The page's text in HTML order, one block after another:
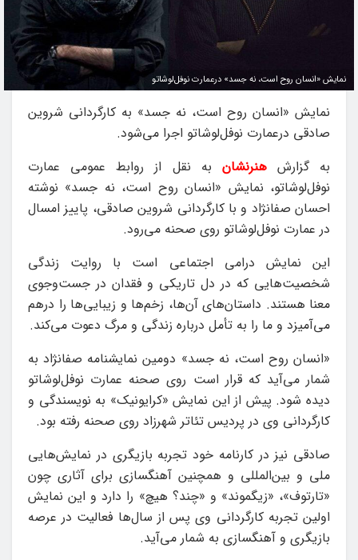
نمایش «انسان روح است، نه جسد» درعمارت نوفل‌لوشاتو
نمایش «انسان روح است، نه جسد» به کارگردانی شروین
صادقی درعمارت نوفل‌لوشاتو اجرا می‌شود.
به گزارشهنرنشان به نقل از روابط عمومی عمارت
نوفل‌لوشاتو، نمایش «انسان روح است، نه جسد» نوشته
احسان صفانژاد و با کارگردانی شروین صادقی، پاییز امسال
در عمارت نوفل‌لوشاتو روی صحنه می‌رود.
این نمایش درامی اجتماعی است با روایت زندگی
شخصیت‌هایی که در دل تاریکی و فقدان در جست‌وجوی
معنا هستند. داستان‌های آن‌ها، زخم‌ها و زیبایی‌ها را درهم
می‌آمیزد و ما را به تأمل درباره زندگی و مرگ دعوت می‌کند.
«انسان روح است، نه جسد» دومین نمایشنامه صفانژاد به
شمار می‌آید که قرار است روی صحنه عمارت نوفل‌لوشاتو
دیده شود. پیش از این نمایش «کرایونیک» به نویسندگی و
کارگردانی وی در پردیس تئاتر شهرزاد روی صحنه رفته بود.
صادقی نیز در کارنامه خود تجربه بازیگری در نمایش‌هایی
ملی و بین‌المللی و همچنین آهنگسازی برای آثاری چون
«تارتوف»، «زیگموند» و «چند؟ هیچ» را دارد و این نمایش
اولین تجربه کارگردانی وی پس از سال‌ها فعالیت در عرصه
بازیگری و آهنگسازی به شمار می‌آید.